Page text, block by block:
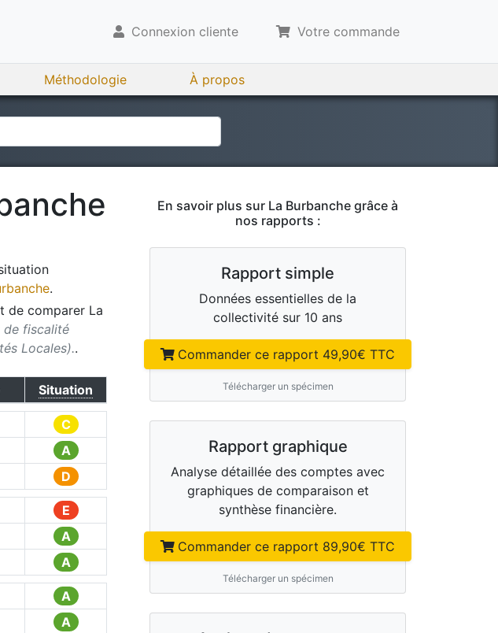
Connexion cliente Votre commande
Méthodologie À propos
.
de comparer La
de fiscalité
Locales)..
Situation
C
A
D
E
A
A
A
A
En savoir plus sur La Burbanche grâce à
nos rapports :
Rapport simple
Données essentielles de la
collectivité sur 10 ans
Commander ce rapport 49,90€ TTC
Télécharger un spécimen
Rapport graphique
Analyse détaillée des comptes avec
graphiques de comparaison et
synthèse financière.
Commander ce rapport 89,90€ TTC
Télécharger un spécimen